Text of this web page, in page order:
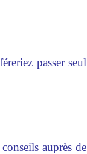
passer seul
auprès de